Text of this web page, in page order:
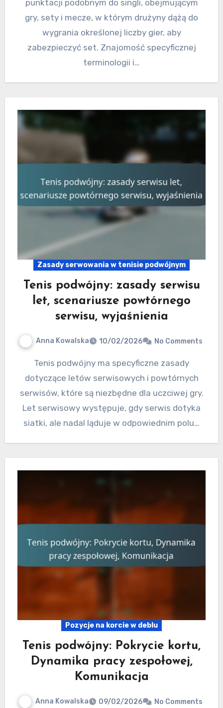
punktacji podobnym do singli, obejmującym
gry, sety i mecze, w którym drużyny dążą do
wygrania określonej liczby gier, aby
zabezpieczyć set. Znajomość specyficznej
terminologii i…
Zasady serwowania w tenisie podwójnym
Tenis podwójny: zasady serwisu
let, scenariusze powtórnego
serwisu, wyjaśnienia
Anna Kowalska 10/02/2026 No Comments
Tenis podwójny ma specyficzne zasady
dotyczące letów serwisowych i powtórnych
serwisów, które są niezbędne dla uczciwej gry.
Let serwisowy występuje, gdy serwis dotyka
siatki, ale nadal ląduje w odpowiednim polu…
Pozycje na korcie w deblu
Tenis podwójny: Pokrycie kortu,
Dynamika pracy zespołowej,
Komunikacja
Anna Kowalska 09/02/2026 No Comments